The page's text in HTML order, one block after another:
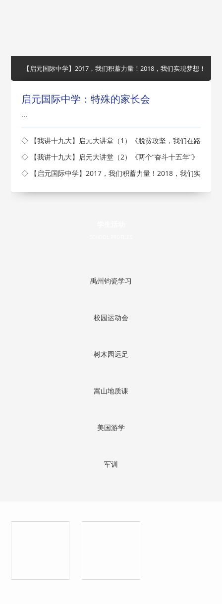
【启元国际中学】2017，我们积蓄力量！2018，我们实现梦想！
启元国际中学：特殊的家长会
...
◇ 【我讲十九大】启元大讲堂（1）《脱贫攻坚，我们在路
上》开讲了
◇ 【我讲十九大】启元大讲堂（2）《两个“奋斗十五年”》
◇ 【启元国际中学】2017，我们积蓄力量！2018，我们实
禹州钧瓷学习
校园运动会
树木园远足
嵩山地质课
美国游学
军训